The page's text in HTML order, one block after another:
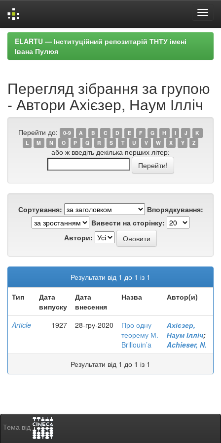
Skip
navigation
ELARTU — Інституційний репозитарій ТНТУ імені
Івана Пулюя
Перегляд зібрання за групою
- Автори Ахієзер, Наум Ілліч
Перейти до: 0-9 A B C D E F G H I J
K
L
M N O P Q R S T U V W X Y Z
або ж введіть декілька перших літер:
Сортування:
Впорядкування:
Вивести на сторінку:
Автори:
Результати від 1 до 1 із 1
Тип
Дата
випуску
Дата
внесення
Назва Автор(и)
Article 1927 28-гру-2020
Про одну
теорему М.
Brillouin’a
Ахієзер,
Наум Ілліч;
Achieser, N.
Результати від 1 до 1 із 1
Тема від